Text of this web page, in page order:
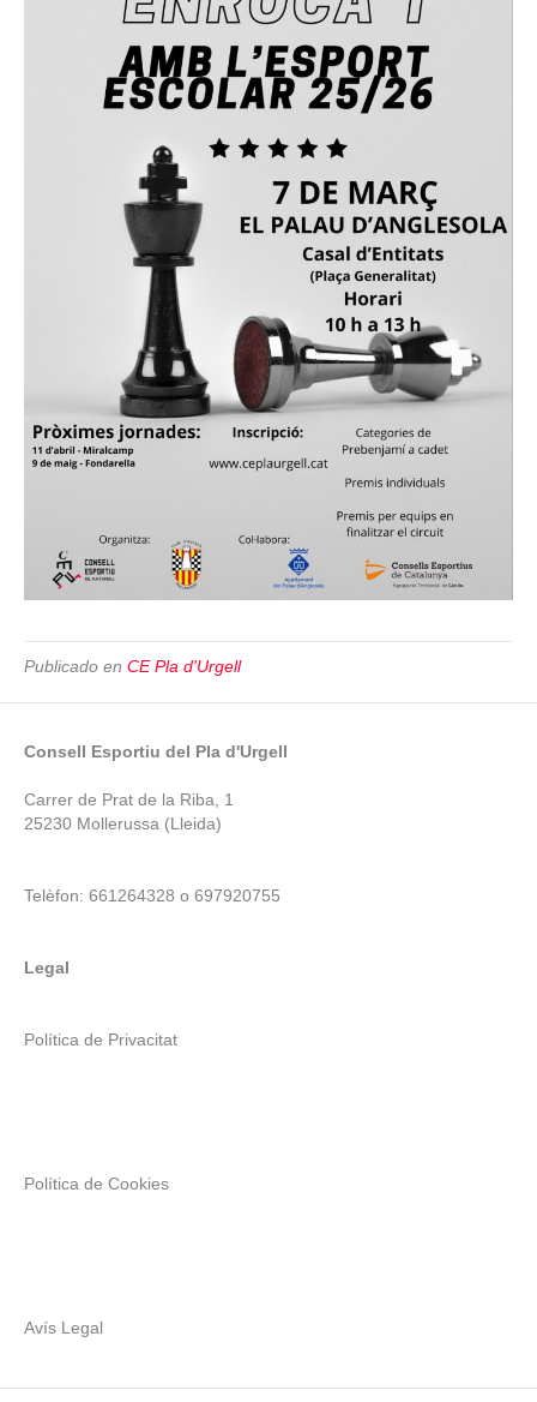
Publicado en CE Pla d'Urgell
Consell Esportiu del Pla d'Urgell
Carrer de Prat de la Riba, 1
25230 Mollerussa (Lleida)
Telèfon: 661264328 o 697920755
Legal
Política de Privacitat
Política de Cookies
Avís Legal